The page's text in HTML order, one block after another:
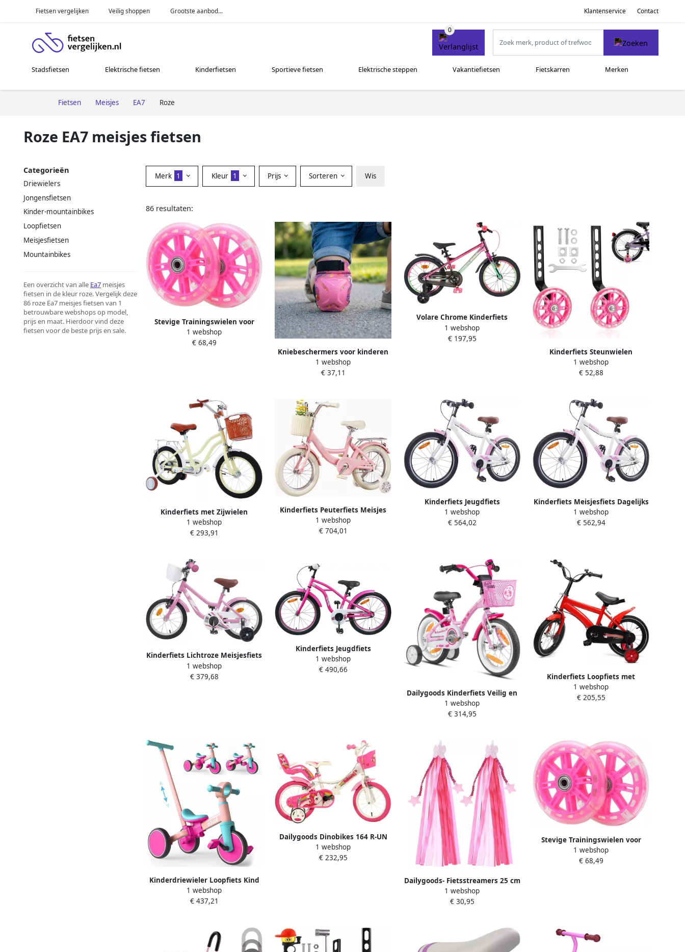
Fietsen vergelijken Veilig shoppen Grootste aanbod... Klantenservice Contact
Stadsfietsen Elektrische fietsen Kinderfietsen Sportieve fietsen Elektrische steppen Vakantiefietsen Fietskarren Merken
Fietsen Meisjes EA7 Roze
Roze EA7 meisjes fietsen
Categorieën
Driewielers
Jongensfietsen
Kinder-mountainbikes
Loopfietsen
Meisjesfietsen
Mountainbikes
Een overzicht van alle Ea7 meisjes
fietsen in de kleur roze. Vergelijk deze
86 roze Ea7 meisjes fietsen van 1
betrouwbare webshops op model,
prijs en maat. Hierdoor vind deze
fietsen voor de beste prijs en sale.
Merk 1 Kleur 1 Prijs Sorteren Wis
86 resultaten:
Stevige Trainingswielen voor
Kinderfietsen met LED Licht 12-
20 Inch
1 webshop
€ 68,49
Kniebeschermers voor kinderen
6-in-1 beschermer inline skates
voor kinderen van 2-14 jaar voor
skateboards
1 webshop
€ 37,11
Volare Chrome Kinderfiets
Meisjes 16 inch Roze Groen
1 webshop
€ 197,95
Kinderfiets Steunwielen
Hulpwielen Fiets Veilig Leren
Fietsen Met LED Verlichting 12-20
1 webshop
€ 52,88
Kinderfiets met Zijwielen
Loopfiets Meisjes Veilig Leren
Fietsen Met Mand en Kettingkast
1 webshop
€ 293,91
Kinderfiets Peuterfiets Meisjes
Spelenderwijs Leren Dubbele
Handrem 16 Inch Rose
1 webshop
€ 704,01
Kinderfiets Jeugdfiets
Meisjesfiets Vrije Tijd Verstelbaar
Stuur Zadel 20 Inch Lichtroze
1 webshop
€ 564,02
Kinderfiets Meisjesfiets Dagelijks
Gebruik Verstelbaar Stuur Zadel
20 Inch Lichtroze
1 webshop
€ 562,94
Kinderfiets Lichtroze Meisjesfiets
Peuterfiets Veilig Leren Fietsen
Verstelbaar Stuur Zadel 16 inch
1 webshop
€ 379,68
Kinderfiets Jeugdfiets
Meisjesfiets Vrije Tijd School
Verstelbaar Zadel Stuur 18 Inch
1 webshop
€ 490,66
Dailygoods Kinderfiets Veilig en
stijlvol voor meisjes
1 webshop
€ 314,95
Kinderfiets Loopfiets met
trappers Leren fietsen Stevig
frame 14 Inch Roze
1 webshop
€ 205,55
Kinderdriewieler Loopfiets Kind
Ontwikkeling 5-in-1 Modellen 34
cm Roze
1 webshop
€ 437,21
Dailygoods Dinobikes 164 R-UN
Kinderfiets Eenhoorn 16 Inch
1 webshop
€ 232,95
Dailygoods- Fietsstreamers 25 cm
2 Stuks Fietsaccessoires
Kinderfiets Scooter Driewieler
1 webshop
€ 30,95
Stevige Trainingswielen voor
Kinderfietsen met LED Licht 12-
20 Inch
1 webshop
€ 68,49